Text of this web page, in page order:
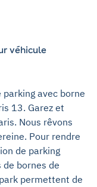
véhicule
avec borne
13. Garez et
Nous rêvons
Pour rendre
de parking
de bornes de
permettent de